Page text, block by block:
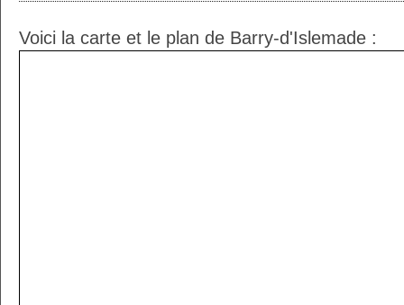
Voici la carte et le plan de Barry-d'Islemade :